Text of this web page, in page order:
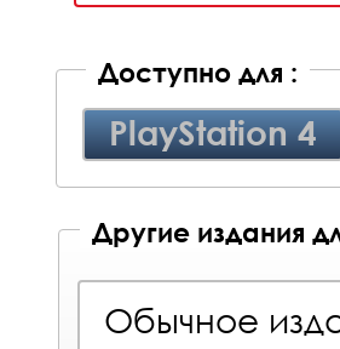
Доступно для :
PlayStation 4
Другие издания
Обычное